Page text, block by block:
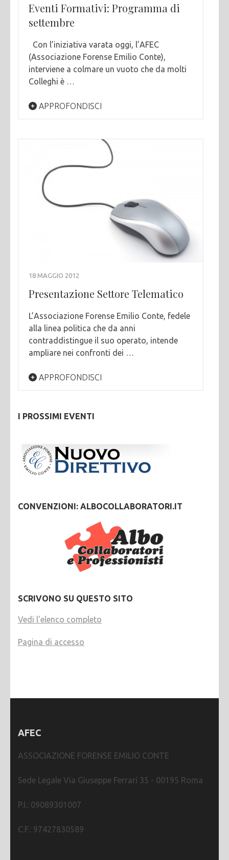
Eventi Formativi: Programma di
settembre
Con l’iniziativa varata oggi, l’AFEC
(Associazione Forense Emilio Conte),
interviene a colmare un vuoto che da molti
Colleghi è …
APPROFONDISCI
18 MAGGIO 2012
Presentazione Settore Telematico
L’Associazione Forense Emilio Conte, fedele
alla linea politica che da anni
contraddistingue il suo operato, intende
ampliare nei confronti dei …
APPROFONDISCI
I PROSSIMI EVENTI
CONVENZIONI: ALBOCOLLABORATORI.IT
SCRIVONO SU QUESTO SITO
Vedi l'elenco completo
Pagina di accesso
AFEC
ASSOCIAZIONE FORENSE EMILIO CONTE
Sede Legale Via Giuseppe Ferrari 35 - 00195 Roma
P.I.: 09089301007
C.F.: 97427830589